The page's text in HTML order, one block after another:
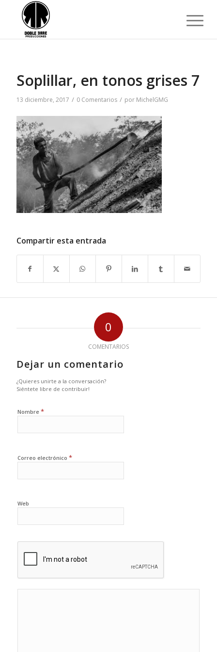
Soplillar, en tonos grises 7
13 diciembre, 2017 / 0 Comentarios / por MichelGMG
Compartir esta entrada
0
COMENTARIOS
Dejar un comentario
¿Quieres unirte a la conversación?
Siéntete libre de contribuir!
Nombre *
Correo electrónico *
Web